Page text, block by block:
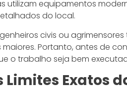
utilizam equipamentos
do local.
civis ou
Portanto, antes de
o trabalho seja bem
Limites Exatos